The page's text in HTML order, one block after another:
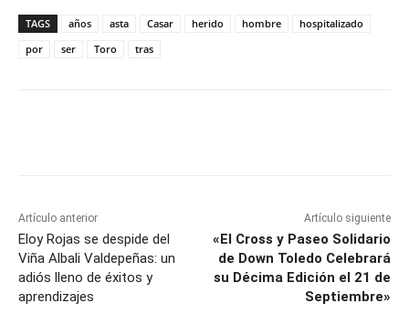
TAGS años asta Casar herido hombre
hospitalizado
por
ser Toro tras
Artículo anterior
Eloy Rojas se despide del
Viña Albali Valdepeñas: un
adiós lleno de éxitos y
aprendizajes
Artículo siguiente
«El Cross y Paseo Solidario
de Down Toledo Celebrará
su Décima Edición el 21 de
Septiembre»